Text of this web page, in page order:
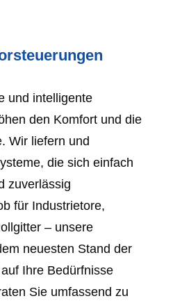
und intelligente
den Komfort und die
Wir liefern und
die sich einfach
zuverlässig
für Industrietore,
– unsere
neuesten Stand der
Ihre Bedürfnisse
Sie umfassend zu